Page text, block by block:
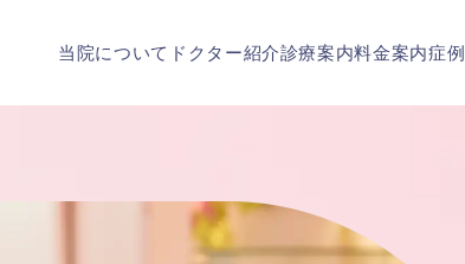
当院について ドクター紹介診療案内料金案内症例